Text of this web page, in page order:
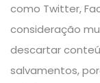
como Twitter,
consideração
descartar
salvamentos,